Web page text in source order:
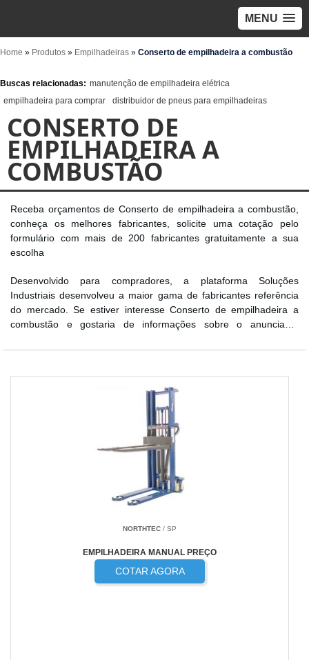
MENU
Home » Produtos » Empilhadeiras » Conserto de empilhadeira a combustão
Buscas relacionadas: manutenção de empilhadeira elétrica
empilhadeira para comprar
distribuidor de pneus para empilhadeiras
CONSERTO DE
EMPILHADEIRA A
COMBUSTÃO
Receba orçamentos de Conserto de empilhadeira a combustão,
conheça os melhores fabricantes, solicite uma cotação pelo
formulário com mais de 200 fabricantes gratuitamente a sua
escolha
Desenvolvido para compradores, a plataforma Soluções
Industriais desenvolveu a maior gama de fabricantes referência
do mercado. Se estiver interesse Conserto de empilhadeira a
combustão e gostaria de informações sobre o anunciante
NORTHTEC / SP
EMPILHADEIRA MANUAL PREÇO
COTAR AGORA